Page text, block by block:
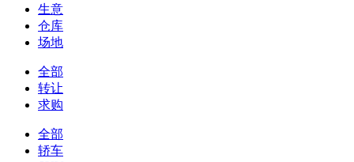
生意
仓库
场地
全部
转让
求购
全部
轿车